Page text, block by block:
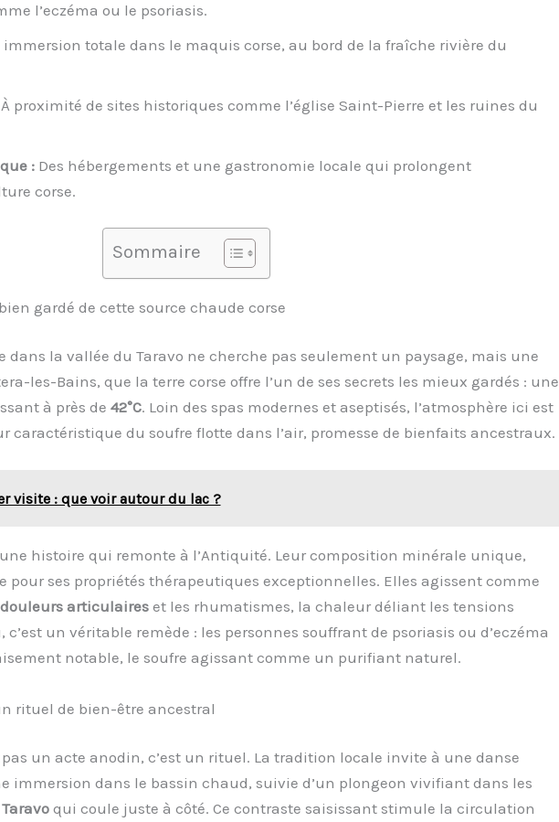
l’eczéma ou le psoriasis.
totale dans le maquis corse, au bord de la fraîche rivière du
proximité de sites historiques comme l’église Saint-Pierre et les ruines du
:Des hébergements et une gastronomie locale qui prolongent
corse.
Sommaire
gardé de cette source chaude corse
dans la vallée du Taravo ne cherche pas seulement un paysage, mais une
les-Bains, que la terre corse offre l’un de ses secrets les mieux gardés : une
à près de 42°C. Loin des spas modernes et aseptisés, l’atmosphère ici est
caractéristique du soufre flotte dans l’air, promesse de bienfaits ancestraux.
visite : que voir autour du lac ?
histoire qui remonte à l’Antiquité. Leur composition minérale unique,
pour ses propriétés thérapeutiques exceptionnelles. Elles agissent comme
douleurs articulaireset les rhumatismes, la chaleur déliant les tensions
un véritable remède : les personnes souffrant de psoriasis ou d’eczéma
notable, le soufre agissant comme un purifiant naturel.
rituel de bien-être ancestral
pas un acte anodin, c’est un rituel. La tradition locale invite à une danse
immersion dans le bassin chaud, suivie d’un plongeon vivifiant dans les
qui coule juste à côté. Ce contraste saisissant stimule la circulation